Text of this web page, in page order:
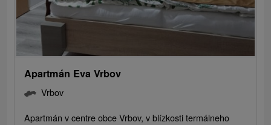
Apartmán Eva Vrbov
Vrbov
Apartmán v centre obce Vrbov, v blízkosti termálneho